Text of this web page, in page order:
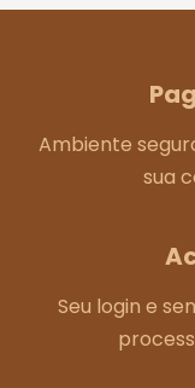
Ambiente
sua
Seu login e